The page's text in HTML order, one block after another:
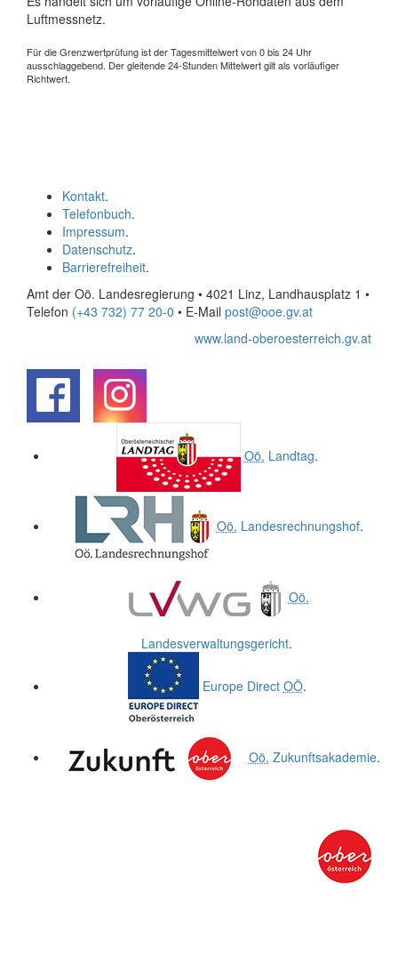
Luftmessnetz.
Für die Grenzwertprüfung ist der Tagesmittelwert von 0 bis 24 Uhr
ausschlaggebend. Der gleitende 24-Stunden Mittelwert gilt als vorläufiger
Richtwert.
Kontakt.
Telefonbuch.
Impressum.
Datenschutz.
Barrierefreiheit.
Amt der Oö. Landesregierung • 4021 Linz, Landhausplatz 1 •
Telefon (+43 732) 77 20-0 • E-Mail post@ooe.gv.at
www.land-oberoesterreich.gv.at
Oö. Landtag.
Oö. Landesrechnungshof.
Oö.
Landesverwaltungsgericht.
Europe Direct OÖ.
Oö. Zukunftsakademie.